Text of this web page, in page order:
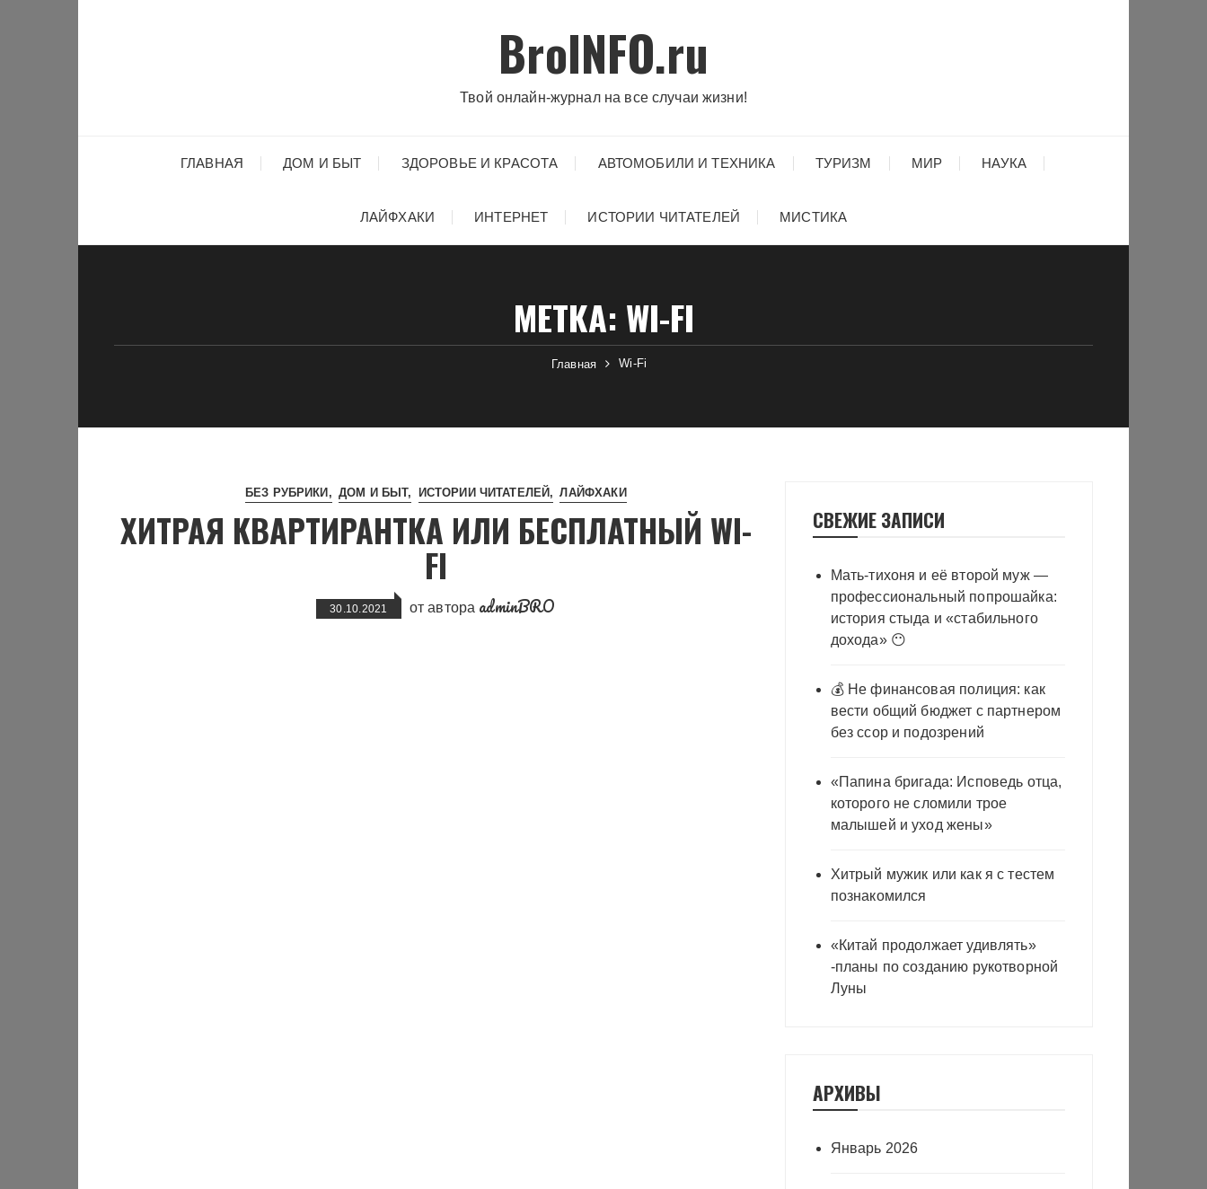
BroINFO.ru
Твой онлайн-журнал на все случаи жизни!
ГЛАВНАЯ ДОМ И БЫТ ЗДОРОВЬЕ И КРАСОТА АВТОМОБИЛИ И ТЕХНИКА ТУРИЗМ МИР НАУКА
ЛАЙФХАКИ ИНТЕРНЕТ ИСТОРИИ ЧИТАТЕЛЕЙ МИСТИКА
МЕТКА: WI-FI
Главная Wi-Fi
БЕЗ РУБРИКИ ДОМ И БЫТ ИСТОРИИ ЧИТАТЕЛЕЙ ЛАЙФХАКИ
ХИТРАЯ КВАРТИРАНТКА ИЛИ БЕСПЛАТНЫЙ WI-
FI
30.10.2021 от автора adminBRO
СВЕЖИЕ ЗАПИСИ
Мать-тихоня и её второй муж —
профессиональный попрошайка:
история стыда и «стабильного
дохода» 😶
💰 Не финансовая полиция: как
вести общий бюджет с партнером
без ссор и подозрений
«Папина бригада: Исповедь отца,
которого не сломили трое
малышей и уход жены»
Хитрый мужик или как я с тестем
познакомился
«Китай продолжает удивлять»
-планы по созданию рукотворной
Луны
АРХИВЫ
Январь 2026